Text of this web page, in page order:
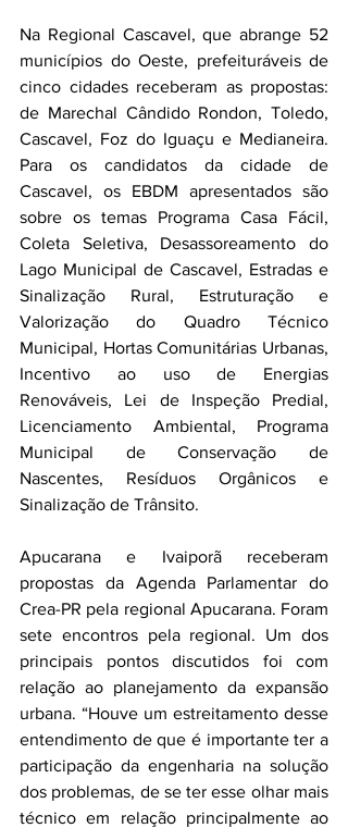
Na Regional Cascavel, que abrange 52
municípios do Oeste, prefeituráveis de
cinco cidades receberam as propostas:
de Marechal Cândido Rondon, Toledo,
Cascavel, Foz do Iguaçu e Medianeira.
Para os candidatos da cidade de
Cascavel, os EBDM apresentados são
sobre os temas Programa Casa Fácil,
Coleta Seletiva, Desassoreamento do
Lago Municipal de Cascavel, Estradas e
Sinalização Rural, Estruturação e
Valorização do Quadro Técnico
Municipal, Hortas Comunitárias Urbanas,
Incentivo ao uso de Energias
Renováveis, Lei de Inspeção Predial,
Licenciamento Ambiental, Programa
Municipal de Conservação de
Nascentes, Resíduos Orgânicos e
Sinalização de Trânsito.
Apucarana e Ivaiporã receberam
propostas da Agenda Parlamentar do
Crea-PR pela regional Apucarana. Foram
sete encontros pela regional. Um dos
principais pontos discutidos foi com
relação ao planejamento da expansão
urbana. “Houve um estreitamento desse
entendimento de que é importante ter a
participação da engenharia na solução
dos problemas, de se ter esse olhar mais
técnico em relação principalmente ao